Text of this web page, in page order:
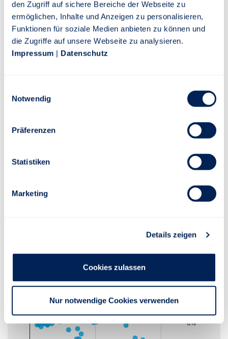
den Zugriff auf sichere Bereiche der Webseite zu
ermöglichen, Inhalte und Anzeigen zu personalisieren,
Funktionen für soziale Medien anbieten zu können und
die Zugriffe auf unsere Webseite zu analysieren.
Impressum | Datenschutz
Notwendig
Präferenzen
Statistiken
Marketing
Details zeigen
Cookies zulassen
Nur notwendige Cookies verwenden
Jahresbericht
PDF